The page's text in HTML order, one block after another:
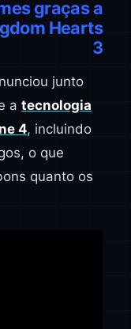
graças a
Hearts
3
junto
a tecnologia
4, incluindo
o que
quanto os